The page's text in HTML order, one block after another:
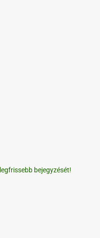
bejegyzését!